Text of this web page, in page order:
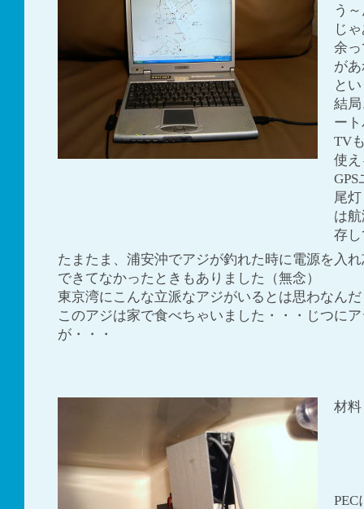
う
じ
余
が
と
結
ー
TV
使
尾
は
存
たまたま、浦安沖でアジが釣れた時に電源を入
できてなかったときもありました（無念）
東京湾にこんな立派なアジがいるとは思わなん
このアジは家で食べちゃいました・・・じつに
が・・・
材